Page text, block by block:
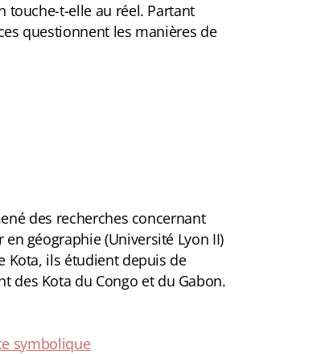
touche-t-elle au réel. Partant
questionnent les manières de
des recherches concernant
géographie (Université Lyon II)
Kota, ils étudient depuis de
des Kota du Congo et du Gabon.
symbolique